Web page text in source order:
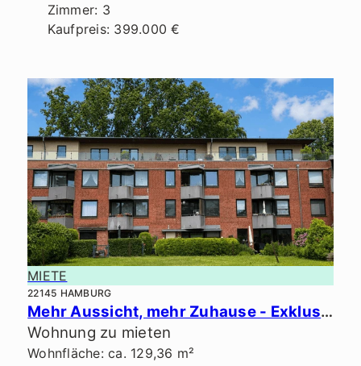
Zimmer: 3
Kaufpreis: 399.000 €
MIETE
22145 HAMBURG
Mehr Aussicht, mehr Zuhause - Exklusives Penthouse in ruhiger Lage.
Wohnung zu mieten
Wohnfläche: ca. 129,36 m²